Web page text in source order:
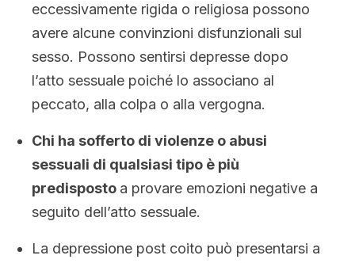
eccessivamente rigida o religiosa possono
avere alcune convinzioni disfunzionali sul
sesso. Possono sentirsi depresse dopo
l’atto sessuale poiché lo associano al
peccato, alla colpa o alla vergogna.
Chi ha sofferto di violenze o abusi
sessuali di qualsiasi tipo è più
predisposto a provare emozioni negative a
seguito dell’atto sessuale.
La depressione post coito può presentarsi a